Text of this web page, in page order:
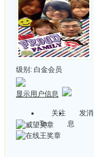
级别: 白金会员
显示用户信息
关注
Ta
发消
息